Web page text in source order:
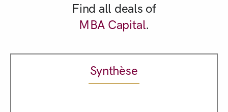
Find all deals of
MBA Capital.
Synthèse